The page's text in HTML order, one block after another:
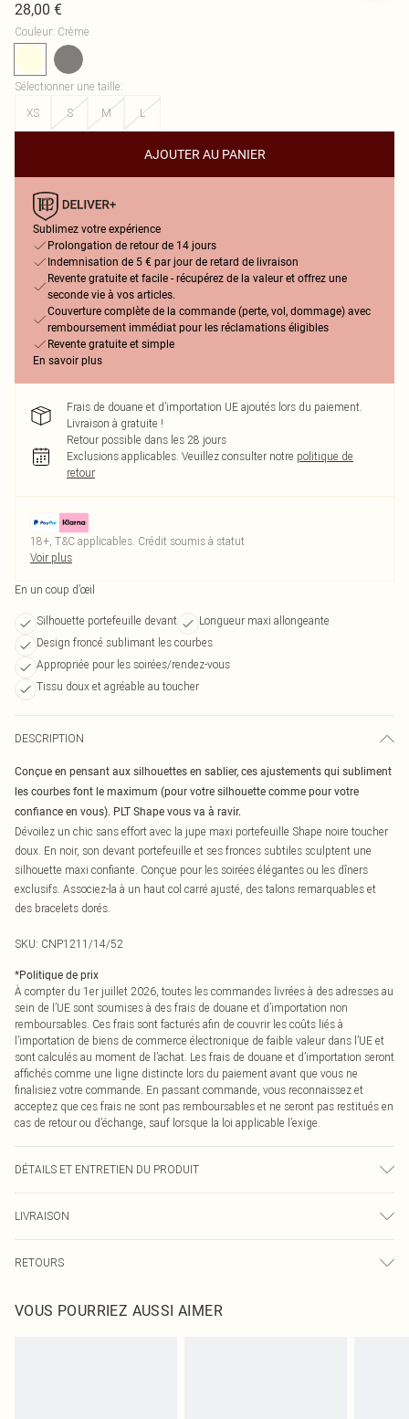
28,00 €
Couleur: Crème
Sélectionner une taille:
XS
S M L
AJOUTER AU PANIER
Sublimez votre expérience
Prolongation de retour de 14 jours
Indemnisation de 5 € par jour de retard de livraison
Revente gratuite et facile - récupérez de la valeur et offrez une
seconde vie à vos articles.
Couverture complète de la commande (perte, vol, dommage) avec
remboursement immédiat pour les réclamations éligibles
Revente gratuite et simple
En savoir plus
Frais de douane et d’importation UE ajoutés lors du paiement.
Livraison à gratuite !
Retour possible dans les 28 jours
Exclusions applicables. Veuillez consulter notre politique de
retour
18+, T&C applicables. Crédit soumis à statut
Voir plus
En un coup d’œil
Silhouette portefeuille devant
Longueur maxi allongeante
Design froncé sublimant les courbes
Appropriée pour les soirées/rendez-vous
Tissu doux et agréable au toucher
DESCRIPTION
Conçue en pensant aux silhouettes en sablier, ces ajustements qui subliment
les courbes font le maximum (pour votre silhouette comme pour votre
confiance en vous). PLT Shape vous va à ravir.
Dévoilez un chic sans effort avec la jupe maxi portefeuille Shape noire toucher
doux. En noir, son devant portefeuille et ses fronces subtiles sculptent une
silhouette maxi confiante. Conçue pour les soirées élégantes ou les dîners
exclusifs. Associez-la à un haut col carré ajusté, des talons remarquables et
des bracelets dorés.
SKU: CNP1211/14/52
*Politique de prix
À compter du 1er juillet 2026, toutes les commandes livrées à des adresses au
sein de l’UE sont soumises à des frais de douane et d’importation non
remboursables. Ces frais sont facturés afin de couvrir les coûts liés à
l’importation de biens de commerce électronique de faible valeur dans l’UE et
sont calculés au moment de l’achat. Les frais de douane et d’importation seront
affichés comme une ligne distincte lors du paiement avant que vous ne
finalisiez votre commande. En passant commande, vous reconnaissez et
acceptez que ces frais ne sont pas remboursables et ne seront pas restitués en
cas de retour ou d’échange, sauf lorsque la loi applicable l’exige.
DÉTAILS ET ENTRETIEN DU PRODUIT
la couleur peut déteindre.
LIVRAISON
Livraison express France
Jusqu'à 2-3 jours ouvrables
RETOURS
pour nous retourner un article.
VOUS POURRIEZ AUSSI AIMER